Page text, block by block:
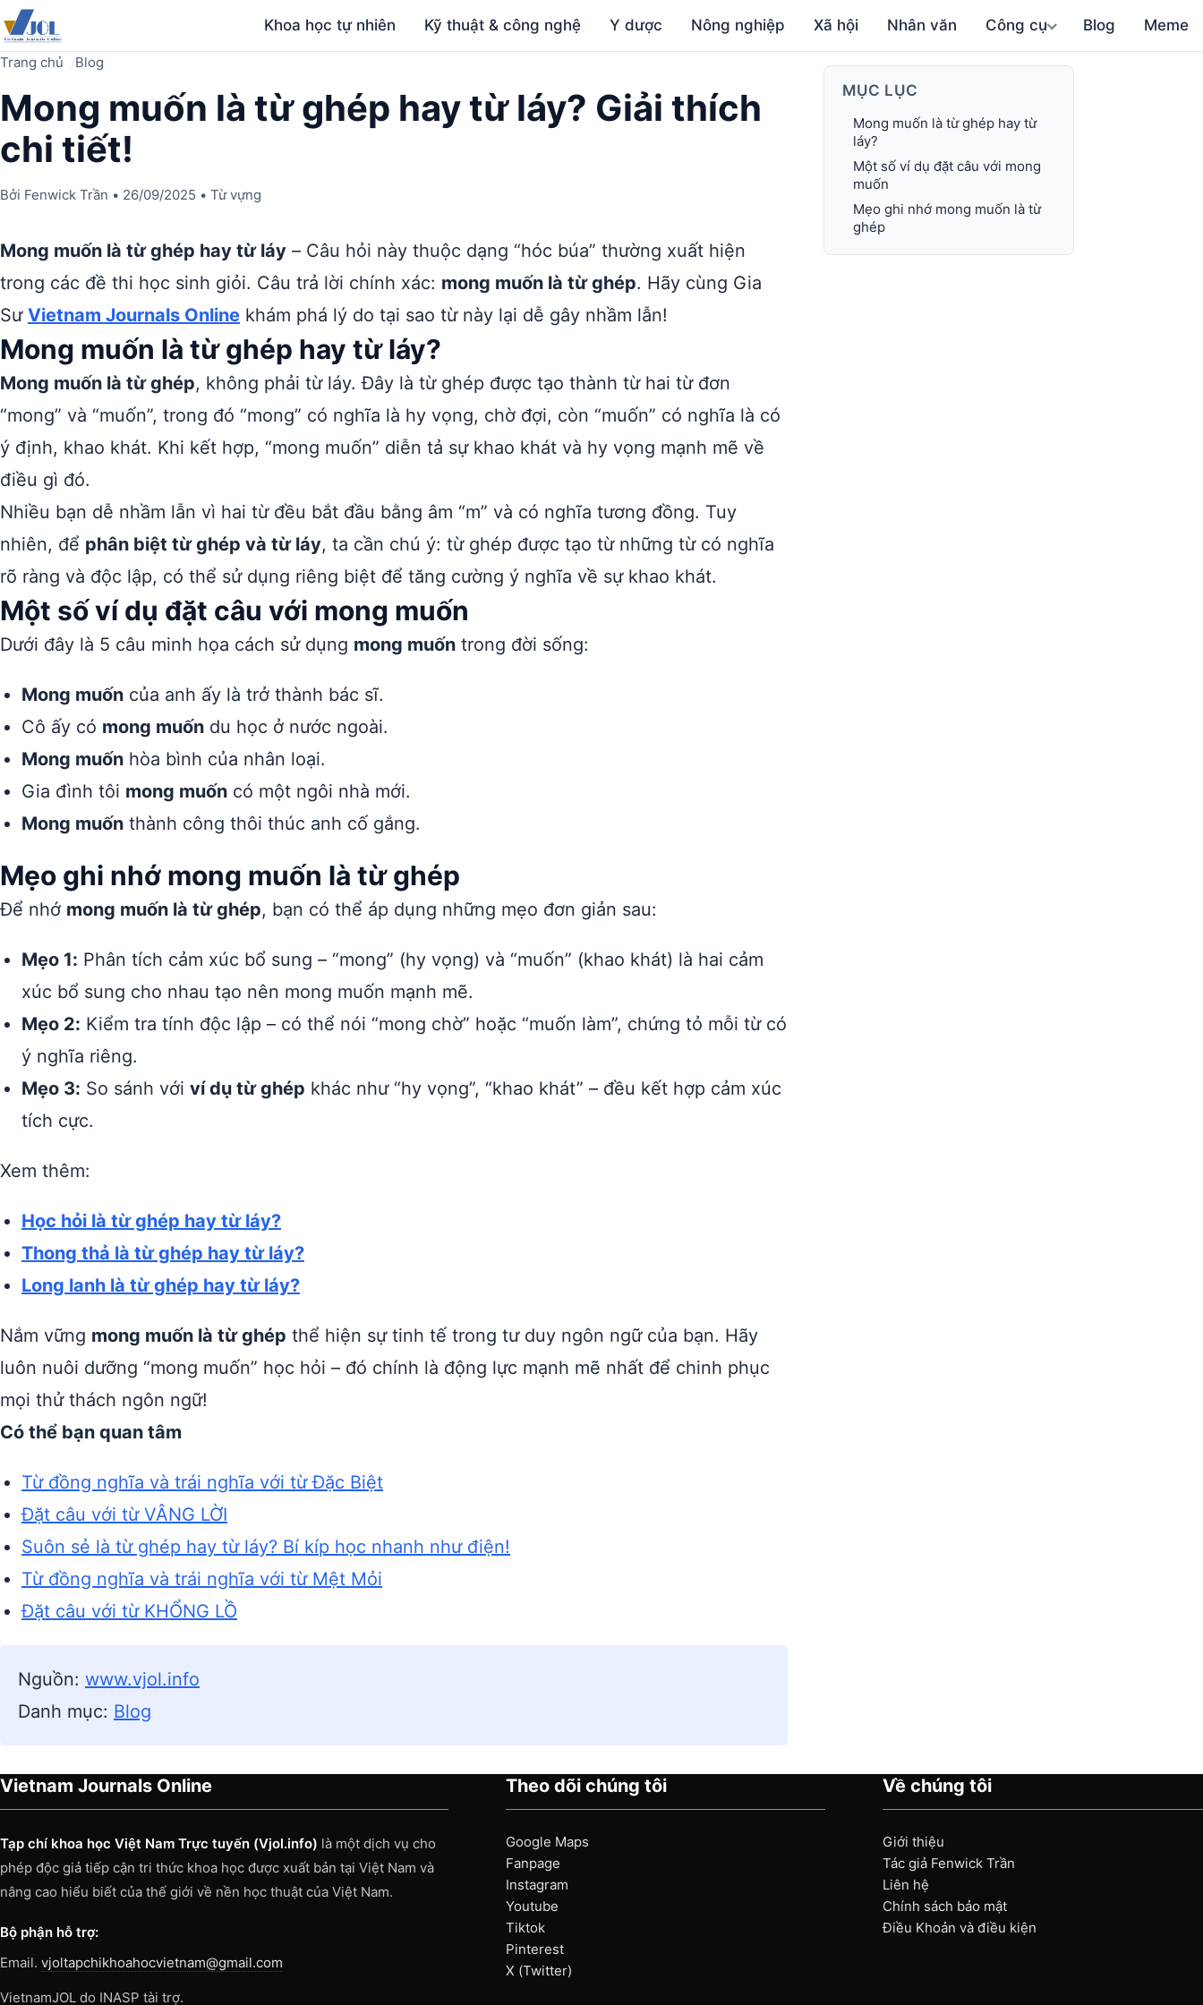
Khoa học tự nhiên Kỹ thuật & công nghệ Y dược Nông nghiệp Xã hội Nhân văn Công cụ Blog Meme
Trang chủ Blog
Mong muốn là từ ghép hay từ láy? Giải thích
chi tiết!
Bởi Fenwick Trần • 26/09/2025 • Từ vựng
Mong muốn là từ ghép hay từ láy – Câu hỏi này thuộc dạng “hóc búa” thường xuất hiện
trong các đề thi học sinh giỏi. Câu trả lời chính xác: mong muốn là từ ghép. Hãy cùng Gia
Sư Vietnam Journals Online khám phá lý do tại sao từ này lại dễ gây nhầm lẫn!
Mong muốn là từ ghép hay từ láy?
Mong muốn là từ ghép, không phải từ láy. Đây là từ ghép được tạo thành từ hai từ đơn
“mong” và “muốn”, trong đó “mong” có nghĩa là hy vọng, chờ đợi, còn “muốn” có nghĩa là có
ý định, khao khát. Khi kết hợp, “mong muốn” diễn tả sự khao khát và hy vọng mạnh mẽ về
điều gì đó.
Nhiều bạn dễ nhầm lẫn vì hai từ đều bắt đầu bằng âm “m” và có nghĩa tương đồng. Tuy
nhiên, để phân biệt từ ghép và từ láy, ta cần chú ý: từ ghép được tạo từ những từ có nghĩa
rõ ràng và độc lập, có thể sử dụng riêng biệt để tăng cường ý nghĩa về sự khao khát.
Một số ví dụ đặt câu với mong muốn
Dưới đây là 5 câu minh họa cách sử dụng mong muốn trong đời sống:
Mong muốn của anh ấy là trở thành bác sĩ.
Cô ấy có mong muốn du học ở nước ngoài.
Mong muốn hòa bình của nhân loại.
Gia đình tôi mong muốn có một ngôi nhà mới.
Mong muốn thành công thôi thúc anh cố gắng.
Mẹo ghi nhớ mong muốn là từ ghép
Để nhớ mong muốn là từ ghép, bạn có thể áp dụng những mẹo đơn giản sau:
Mẹo 1: Phân tích cảm xúc bổ sung – “mong” (hy vọng) và “muốn” (khao khát) là hai cảm
xúc bổ sung cho nhau tạo nên mong muốn mạnh mẽ.
Mẹo 2: Kiểm tra tính độc lập – có thể nói “mong chờ” hoặc “muốn làm”, chứng tỏ mỗi từ có
ý nghĩa riêng.
Mẹo 3: So sánh với ví dụ từ ghép khác như “hy vọng”, “khao khát” – đều kết hợp cảm xúc
tích cực.
Xem thêm:
Học hỏi là từ ghép hay từ láy?
Thong thả là từ ghép hay từ láy?
Long lanh là từ ghép hay từ láy?
Nắm vững mong muốn là từ ghép thể hiện sự tinh tế trong tư duy ngôn ngữ của bạn. Hãy
luôn nuôi dưỡng “mong muốn” học hỏi – đó chính là động lực mạnh mẽ nhất để chinh phục
mọi thử thách ngôn ngữ!
Có thể bạn quan tâm
Từ đồng nghĩa và trái nghĩa với từ Đặc Biệt
Đặt câu với từ VÂNG LỜI
Suôn sẻ là từ ghép hay từ láy? Bí kíp học nhanh như điện!
Từ đồng nghĩa và trái nghĩa với từ Mệt Mỏi
Đặt câu với từ KHỔNG LỒ
Nguồn: www.vjol.info
Danh mục: Blog
MỤC LỤC
Mong muốn là từ ghép hay từ
láy?
Một số ví dụ đặt câu với mong
muốn
Mẹo ghi nhớ mong muốn là từ
ghép
Vietnam Journals Online
Tạp chí khoa học Việt Nam Trực tuyến (Vjol.info) là một dịch vụ cho
phép độc giả tiếp cận tri thức khoa học được xuất bản tại Việt Nam và
nâng cao hiểu biết của thế giới về nền học thuật của Việt Nam.
Bộ phận hỗ trợ:
Email. vjoltapchikhoahocvietnam@gmail.com
VietnamJOL do INASP tài trợ.
Theo dõi chúng tôi
Google Maps
Fanpage
Instagram
Youtube
Tiktok
Pinterest
X (Twitter)
Về chúng tôi
Giới thiệu
Tác giả Fenwick Trần
Liên hệ
Chính sách bảo mật
Điều Khoản và điều kiện